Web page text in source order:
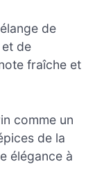
de
de
fraîche et
comme un
de la
élégance à